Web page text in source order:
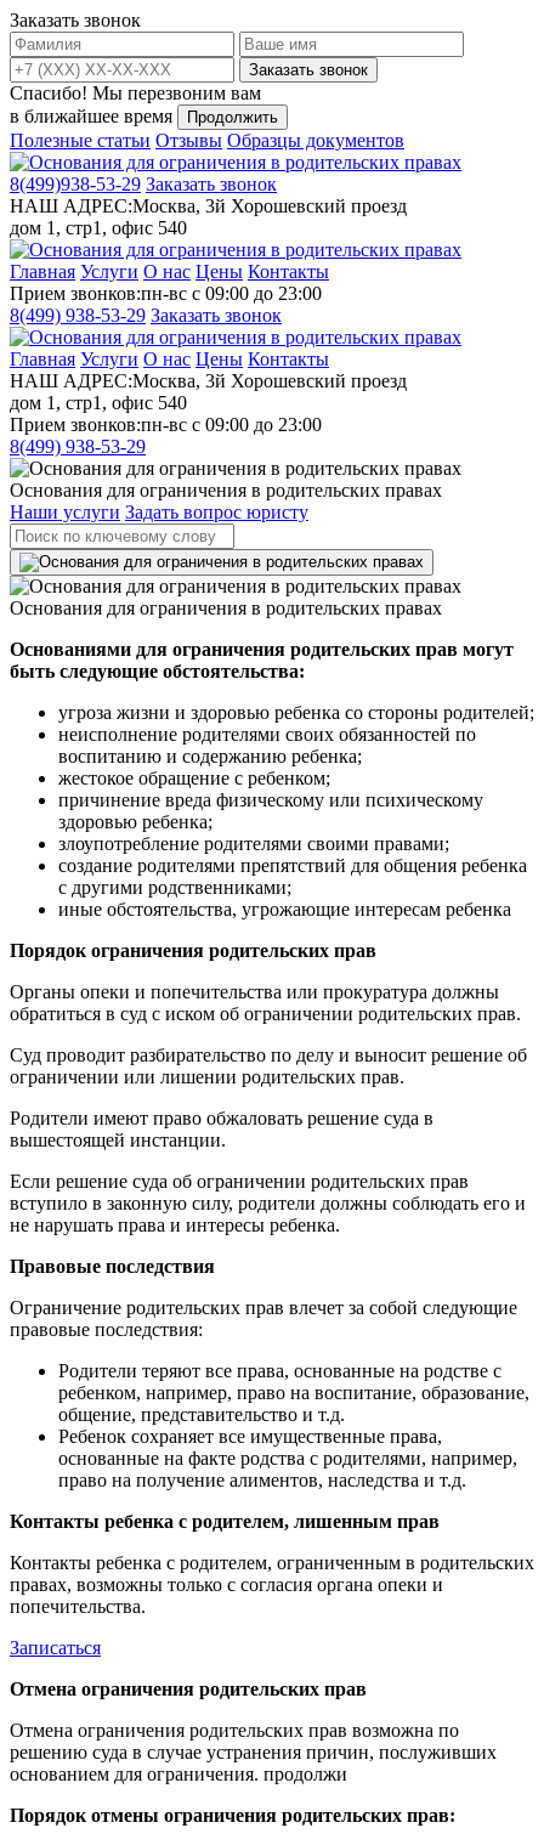
Заказать звонок
Заказать звонок
Спасибо! Мы перезвоним вам
в ближайшее время
Продолжить
Полезные статьи Отзывы Образцы документов
8(499)938-53-29 Заказать звонок
НАШ АДРЕС:Москва, 3й Хорошевский проезд
дом 1, стр1, офис 540
Главная Услуги О нас Цены Контакты
Прием звонков:пн-вс с 09:00 до 23:00
8(499) 938-53-29 Заказать звонок
Главная Услуги О нас Цены Контакты
НАШ АДРЕС:Москва, 3й Хорошевский проезд
дом 1, стр1, офис 540
Прием звонков:пн-вс с 09:00 до 23:00
8(499) 938-53-29
Основания для ограничения в родительских правах
Наши услуги Задать вопрос юристу
Основания для ограничения в родительских правах
Основаниями для ограничения родительских прав могут
быть следующие обстоятельства:
угроза жизни и здоровью ребенка со стороны родителей;
неисполнение родителями своих обязанностей по
воспитанию и содержанию ребенка;
жестокое обращение с ребенком;
причинение вреда физическому или психическому
здоровью ребенка;
злоупотребление родителями своими правами;
создание родителями препятствий для общения ребенка
с другими родственниками;
иные обстоятельства, угрожающие интересам ребенка
Порядок ограничения родительских прав
Органы опеки и попечительства или прокуратура должны
обратиться в суд с иском об ограничении родительских прав.
Суд проводит разбирательство по делу и выносит решение об
ограничении или лишении родительских прав.
Родители имеют право обжаловать решение суда в
вышестоящей инстанции.
Если решение суда об ограничении родительских прав
вступило в законную силу, родители должны соблюдать его и
не нарушать права и интересы ребенка.
Правовые последствия
Ограничение родительских прав влечет за собой следующие
правовые последствия:
Родители теряют все права, основанные на родстве с
ребенком, например, право на воспитание, образование,
общение, представительство и т.д.
Ребенок сохраняет все имущественные права,
основанные на факте родства с родителями, например,
право на получение алиментов, наследства и т.д.
Контакты ребенка с родителем, лишенным прав
Контакты ребенка с родителем, ограниченным в родительских
правах, возможны только с согласия органа опеки и
попечительства.
Записаться
Отмена ограничения родительских прав
Отмена ограничения родительских прав возможна по
решению суда в случае устранения причин, послуживших
основанием для ограничения. продолжи
Порядок отмены ограничения родительских прав: